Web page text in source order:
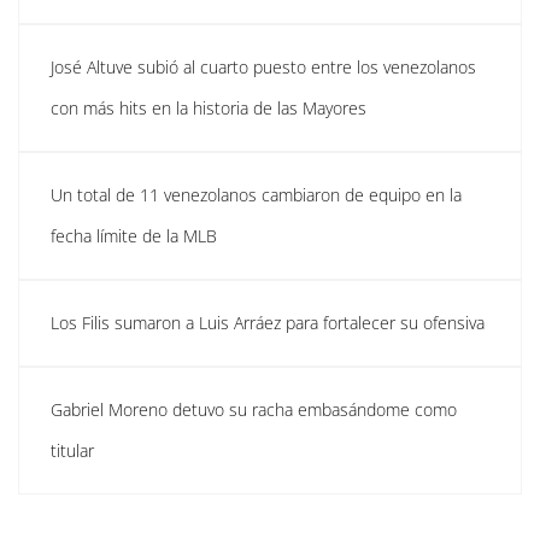
José Altuve subió al cuarto puesto entre los venezolanos
con más hits en la historia de las Mayores
Un total de 11 venezolanos cambiaron de equipo en la
fecha límite de la MLB
Los Filis sumaron a Luis Arráez para fortalecer su ofensiva
Gabriel Moreno detuvo su racha embasándome como
titular